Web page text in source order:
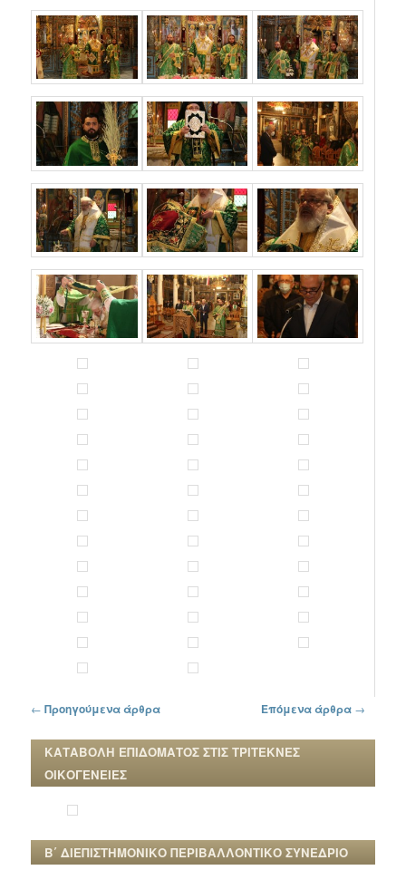
Πλοήγηση στα άρθρα
← Προηγούμενα άρθρα Επόμενα άρθρα →
ΚΑΤΑΒΟΛΗ ΕΠΙΔΟΜΑΤΟΣ ΣΤΙΣ ΤΡΙΤΕΚΝΕΣ
ΟΙΚΟΓΕΝΕΙΕΣ
Β΄ ΔΙΕΠΙΣΤΗΜΟΝΙΚΟ ΠΕΡΙΒΑΛΛΟΝΤΙΚΟ ΣΥΝΕΔΡΙΟ